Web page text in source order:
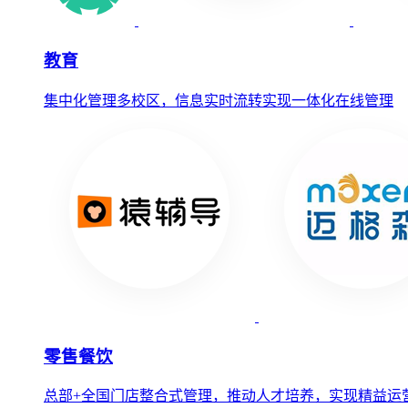
教育
集中化管理多校区，信息实时流转实现一体化在线管理
零售餐饮
总部+全国门店整合式管理，推动人才培养，实现精益运